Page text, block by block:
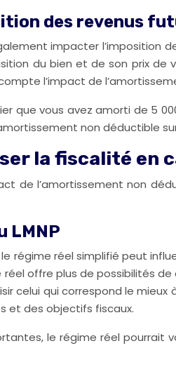
des revenus
impacter l’imposition
du bien et de son prix
l’impact de
que vous avez amorti de 5
non déductible
la fiscalité en
de l’amortissement non
LMNP
régime réel simplifié peut
réel offre plus de possibilités
celui qui correspond le
et des objectifs fiscaux.
le régime réel